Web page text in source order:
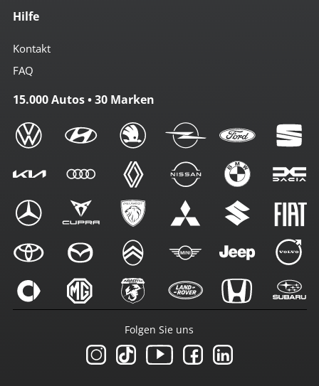
Hilfe
Kontakt
FAQ
15.000 Autos • 30 Marken
Folgen Sie uns